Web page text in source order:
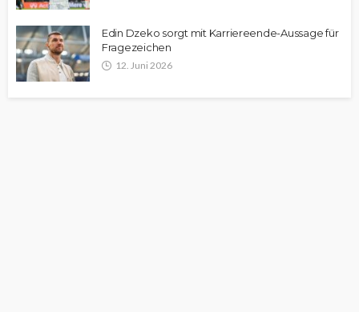
Edin Dzeko sorgt mit Karriereende-Aussage für
Fragezeichen
12. Juni 2026